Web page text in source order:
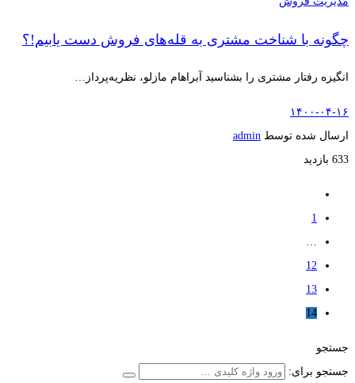
چگونه با شناخت مشتری به قله‌های فروش دست یابیم!؟
انگیزه رفتار مشتری را بشناسید آبراهام مازلو، نظریه‌پرداز…
۱۴۰۰-۰۴-۱۶
ارسال شده توسط admin
633 بازدید
1
12
13
14
جستجو
جستجو برای: